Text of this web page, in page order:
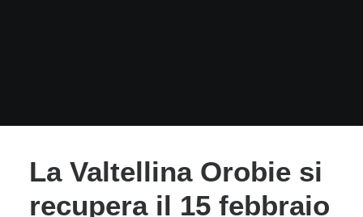
La Valtellina Orobie si
recupera il 15 febbraio